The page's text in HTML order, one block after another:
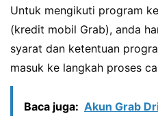
Untuk mengikuti program
(kredit mobil Grab), anda
syarat dan ketentuan
masuk ke langkah proses
Baca juga: Akun Grab